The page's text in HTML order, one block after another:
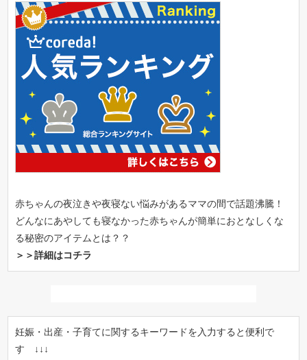
赤ちゃんの夜泣きや夜寝ない悩みがあるママの間で話題沸騰！
どんなにあやしても寝なかった赤ちゃんが簡単におとなしくな
る秘密のアイテムとは？？
＞＞詳細はコチラ
妊娠・出産・子育てに関するキーワードを入力すると便利で
す ↓↓↓